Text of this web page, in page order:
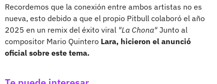
Recordemos que la conexión entre ambos artistas no es
nueva, esto debido a que el propio Pitbull colaboró el año
2025 en un remix del éxito viral "La Chona" Junto al
compositor Mario Quintero Lara, hicieron el anunció
oficial sobre este tema.